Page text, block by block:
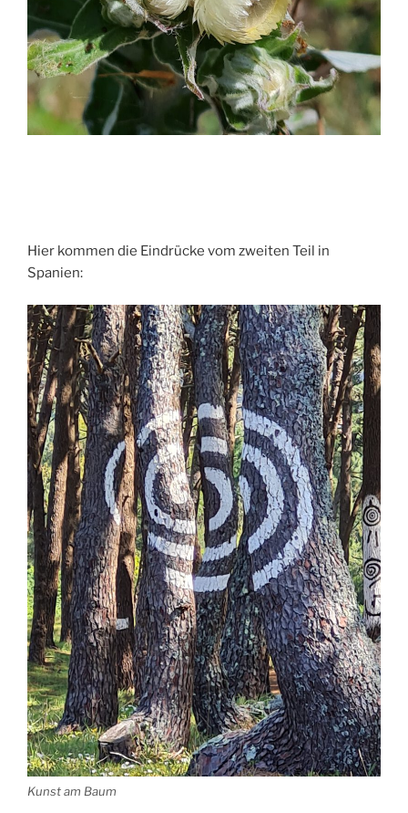
Hier kommen die Eindrücke vom zweiten Teil in
Spanien:
Kunst am Baum